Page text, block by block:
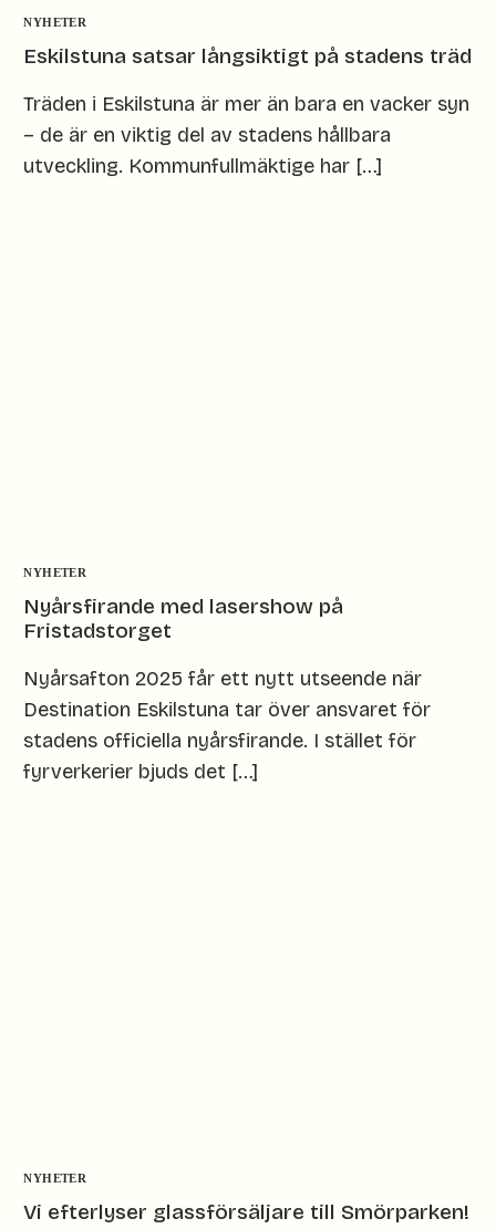
NYHETER
Eskilstuna satsar långsiktigt på stadens träd
Träden i Eskilstuna är mer än bara en vacker syn
– de är en viktig del av stadens hållbara
utveckling. Kommunfullmäktige har […]
NYHETER
Nyårsfirande med lasershow på
Fristadstorget
Nyårsafton 2025 får ett nytt utseende när
Destination Eskilstuna tar över ansvaret för
stadens officiella nyårsfirande. I stället för
fyrverkerier bjuds det […]
NYHETER
Vi efterlyser glassförsäljare till Smörparken!